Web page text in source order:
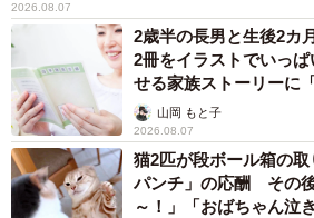
2026.08.07
2歳半の長男と生後2
2冊をイラストでいっ
せる家族ストーリーに
山岡 もと子
2026.08.07
猫2匹が段ボール箱の
パンチ」の応酬 その
～！」「おばちゃん泣